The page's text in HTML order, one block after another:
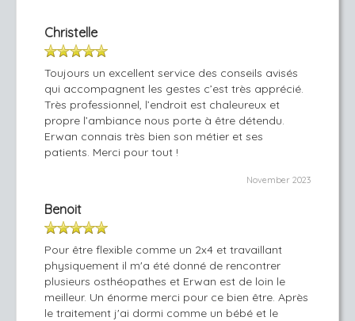
Christelle
Toujours un excellent service des conseils avisés
qui accompagnent les gestes c’est très apprécié.
Très professionnel, l’endroit est chaleureux et
propre l’ambiance nous porte à être détendu.
Erwan connais très bien son métier et ses
patients. Merci pour tout !
November 2023
Benoit
Pour être flexible comme un 2x4 et travaillant
physiquement il m'a été donné de rencontrer
plusieurs osthéopathes et Erwan est de loin le
meilleur. Un énorme merci pour ce bien être. Après
le traitement j'ai dormi comme un bébé et le